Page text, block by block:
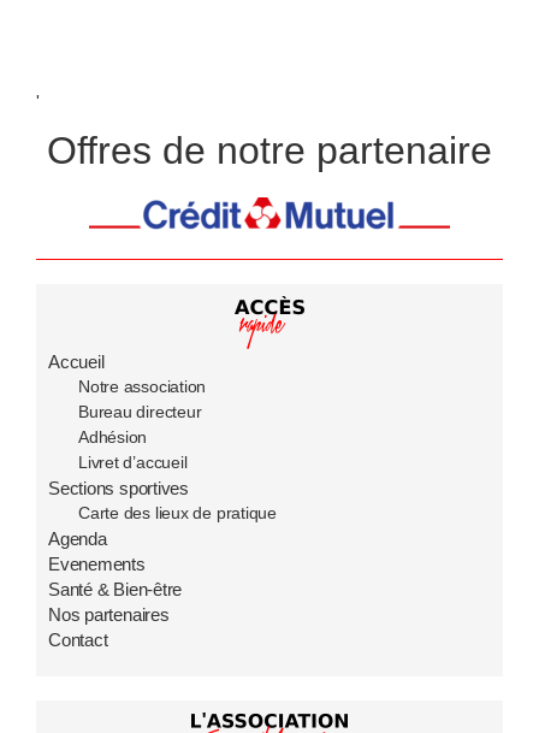
'
Offres de notre partenaire
Accueil
Notre association
Bureau directeur
Adhésion
Livret d’accueil
Sections sportives
Carte des lieux de pratique
Agenda
Evenements
Santé & Bien-être
Nos partenaires
Contact